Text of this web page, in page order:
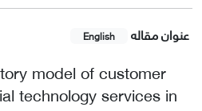
عنوان مقاله English
model of customer
technology services in